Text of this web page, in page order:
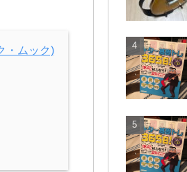
・ムック)